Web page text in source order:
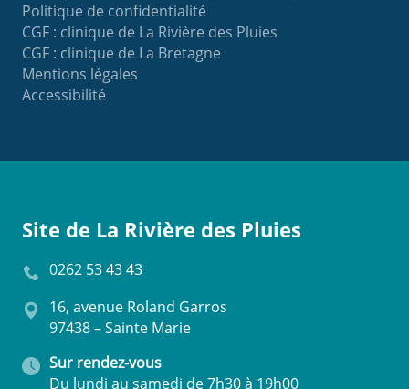
Politique de confidentialité
CGF : clinique de La Rivière des Pluies
CGF : clinique de La Bretagne
Mentions légales
Accessibilité
Site de La Rivière des Pluies
0262 53 43 43
16, avenue Roland Garros
97438 – Sainte Marie
Sur rendez-vous
Du lundi au samedi de 7h30 à 19h00